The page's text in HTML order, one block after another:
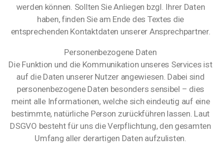
werden können. Sollten Sie Anliegen bzgl. Ihrer Daten
haben, finden Sie am Ende des Textes die
entsprechenden Kontaktdaten unserer Ansprechpartner.
Personenbezogene Daten
Die Funktion und die Kommunikation unseres Services ist
auf die Daten unserer Nutzer angewiesen. Dabei sind
personenbezogene Daten besonders sensibel – dies
meint alle Informationen, welche sich eindeutig auf eine
bestimmte, natürliche Person zurückführen lassen. Laut
DSGVO besteht für uns die Verpflichtung, den gesamten
Umfang aller derartigen Daten aufzulisten.